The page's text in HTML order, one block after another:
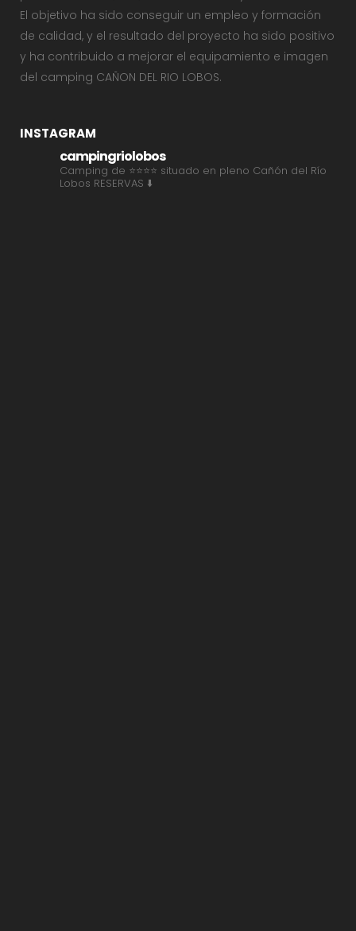
El objetivo ha sido conseguir un empleo y formación
de calidad, y el resultado del proyecto ha sido positivo
y ha contribuido a mejorar el equipamiento e imagen
del camping CAÑON DEL RIO LOBOS.
INSTAGRAM
campingriolobos
Camping de ⭐⭐⭐⭐ situado en pleno Cañón del Río
Lobos RESERVAS ⬇️